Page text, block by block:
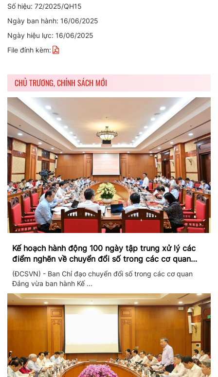
Số hiệu: 72/2025/QH15
Ngày ban hành: 16/06/2025
Ngày hiệu lực: 16/06/2025
File đính kèm:
CHỦ TRƯƠNG, CHÍNH SÁCH MỚI
Kế hoạch hành động 100 ngày tập trung xử lý các
điểm nghẽn về chuyển đổi số trong các cơ quan
Đảng
(ĐCSVN) - Ban Chỉ đạo chuyển đổi số trong các cơ quan
Đảng vừa ban hành Kế ...